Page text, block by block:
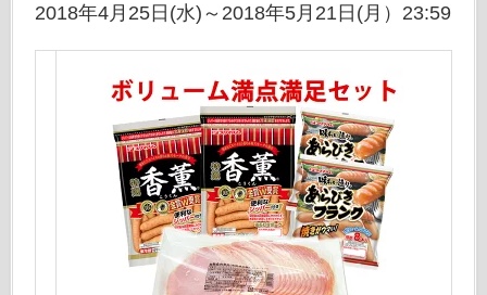
2018年4月25日(水)～2018年5月21日(月）23:59